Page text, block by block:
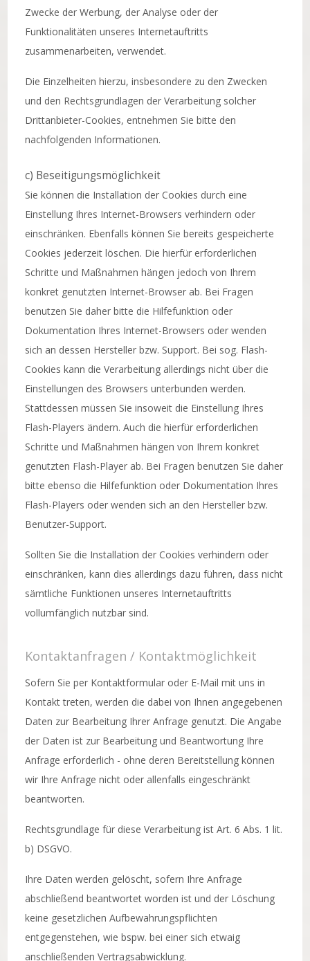
Zwecke der Werbung, der Analyse oder der
Funktionalitäten unseres Internetauftritts
zusammenarbeiten, verwendet.
Die Einzelheiten hierzu, insbesondere zu den Zwecken
und den Rechtsgrundlagen der Verarbeitung solcher
Drittanbieter-Cookies, entnehmen Sie bitte den
nachfolgenden Informationen.
c) Beseitigungsmöglichkeit
Sie können die Installation der Cookies durch eine
Einstellung Ihres Internet-Browsers verhindern oder
einschränken. Ebenfalls können Sie bereits gespeicherte
Cookies jederzeit löschen. Die hierfür erforderlichen
Schritte und Maßnahmen hängen jedoch von Ihrem
konkret genutzten Internet-Browser ab. Bei Fragen
benutzen Sie daher bitte die Hilfefunktion oder
Dokumentation Ihres Internet-Browsers oder wenden
sich an dessen Hersteller bzw. Support. Bei sog. Flash-
Cookies kann die Verarbeitung allerdings nicht über die
Einstellungen des Browsers unterbunden werden.
Stattdessen müssen Sie insoweit die Einstellung Ihres
Flash-Players ändern. Auch die hierfür erforderlichen
Schritte und Maßnahmen hängen von Ihrem konkret
genutzten Flash-Player ab. Bei Fragen benutzen Sie daher
bitte ebenso die Hilfefunktion oder Dokumentation Ihres
Flash-Players oder wenden sich an den Hersteller bzw.
Benutzer-Support.
Sollten Sie die Installation der Cookies verhindern oder
einschränken, kann dies allerdings dazu führen, dass nicht
sämtliche Funktionen unseres Internetauftritts
vollumfänglich nutzbar sind.
Kontaktanfragen / Kontaktmöglichkeit
Sofern Sie per Kontaktformular oder E-Mail mit uns in
Kontakt treten, werden die dabei von Ihnen angegebenen
Daten zur Bearbeitung Ihrer Anfrage genutzt. Die Angabe
der Daten ist zur Bearbeitung und Beantwortung Ihre
Anfrage erforderlich - ohne deren Bereitstellung können
wir Ihre Anfrage nicht oder allenfalls eingeschränkt
beantworten.
Rechtsgrundlage für diese Verarbeitung ist Art. 6 Abs. 1 lit.
b) DSGVO.
Ihre Daten werden gelöscht, sofern Ihre Anfrage
abschließend beantwortet worden ist und der Löschung
keine gesetzlichen Aufbewahrungspflichten
entgegenstehen, wie bspw. bei einer sich etwaig
anschließenden Vertragsabwicklung.